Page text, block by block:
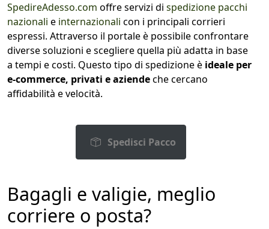
SpedireAdesso.com offre servizi di spedizione pacchi
nazionali e internazionali con i principali corrieri
espressi. Attraverso il portale è possibile confrontare
diverse soluzioni e scegliere quella più adatta in base
a tempi e costi. Questo tipo di spedizione è ideale per
e-commerce, privati e aziendeche cercano
affidabilità e velocità.
Spedisci Pacco
Bagagli e valigie, meglio
corriere o posta?